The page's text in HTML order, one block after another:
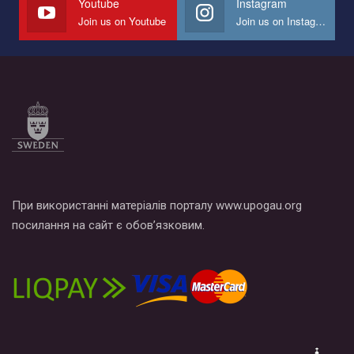
Все, что вам нужно сделать - это зайти на наш канал YouTube
по этой ссылке и поставить лайк под видео.
Join us on Youtube Join us on Instagram
При використанні матеріалів порталу www.upogau.org
посилання на сайт є обов’язковим.